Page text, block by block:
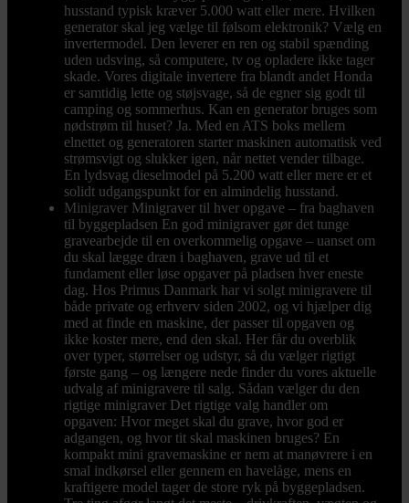
husstand typisk kræver 5.000 watt eller mere. Hvilken
generator skal jeg vælge til følsom elektronik? Vælg en
invertermodel. Den leverer en ren og stabil spænding
uden udsving, så computere, tv og opladere ikke tager
skade. Vores digitale invertere fra blandt andet Honda
er samtidig lette og støjsvage, så de egner sig godt til
camping og sommerhus. Kan en generator bruges som
nødstrøm til huset? Ja. Med en ATS boks mellem
elnettet og generatoren starter maskinen automatisk ved
strømsvigt og slukker igen, når nettet vender tilbage.
En lydsvag dieselmodel på 5.200 watt eller mere er et
solidt udgangspunkt for en almindelig husstand.
Minigraver Minigraver til hver opgave – fra baghaven
til byggepladsen En god minigraver gør det tunge
gravearbejde til en overkommelig opgave – uanset om
du skal lægge dræn i baghaven, grave ud til et
fundament eller løse opgaver på pladsen hver eneste
dag. Hos Primus Danmark har vi solgt minigravere til
både private og erhverv siden 2002, og vi hjælper dig
med at finde en maskine, der passer til opgaven og
ikke koster mere, end den skal. Her får du overblik
over typer, størrelser og udstyr, så du vælger rigtigt
første gang – og længere nede finder du vores aktuelle
udvalg af minigravere til salg. Sådan vælger du den
rigtige minigraver Det rigtige valg handler om
opgaven: Hvor meget skal du grave, hvor god er
adgangen, og hvor tit skal maskinen bruges? En
kompakt mini gravemaskine er nem at manøvrere i en
smal indkørsel eller gennem en havelåge, mens en
kraftigere model tager de store ryk på byggepladsen.